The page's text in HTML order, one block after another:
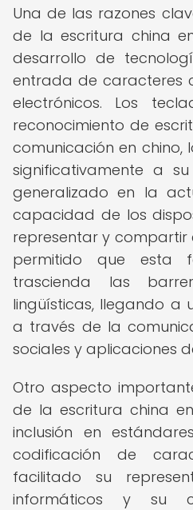
Una de las razones
de la escritura china
desarrollo de
entrada de caracteres
electrónicos. Los
reconocimiento de
comunicación en chino,
significativamente a
generalizado en la
capacidad de los
representar y compartir
permitido que esta
trascienda las
lingüísticas, llegando a
a través de la
sociales y aplicaciones
Otro aspecto
de la escritura china
inclusión en
codificación de
facilitado su
informáticos y su